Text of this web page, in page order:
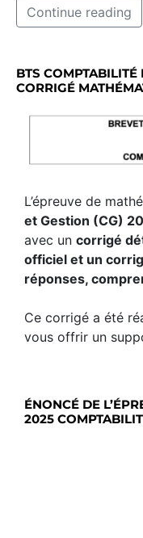
Continue reading
BTS COMPTABILITÉ
CORRIGÉ
L’épreuve de
et Gestion (CG)
avec un corrigé
officiel et un
réponses,
Ce corrigé a été
vous offrir un
ÉNONCÉ DE
2025